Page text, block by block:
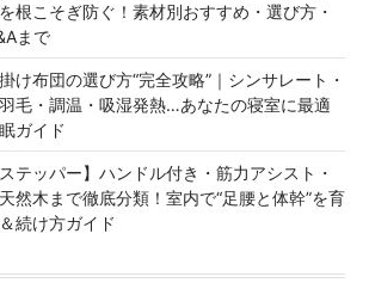
根こそぎ防ぐ！素材別おすすめ・選び方・
まで
け布団の選び方“完全攻略”｜シンサレート・
毛・調温・吸湿発熱…あなたの寝室に最適
ガイド
ステッパー】ハンドル付き・筋力アシスト・
然木まで徹底分類！室内で“足腰と体幹”を育
続け方ガイド